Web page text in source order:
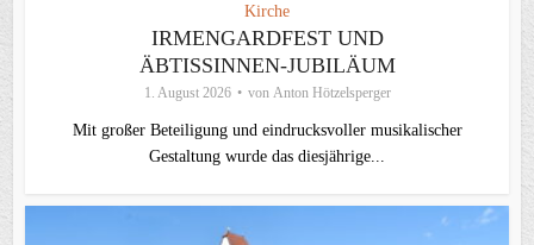
Kirche
IRMENGARDFEST UND
ÄBTISSINNEN-JUBILÄUM
1. August 2026 von Anton Hötzelsperger
Mit großer Beteiligung und eindrucksvoller musikalischer
Gestaltung wurde das diesjährige...